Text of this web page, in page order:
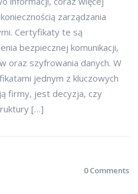
zarządzania
Certyfikaty te są
bezpiecznej komunikacji,
oraz szyfrowania danych. W
jednym z kluczowych
firmy, jest decyzja, czy
[…]
0 Comments